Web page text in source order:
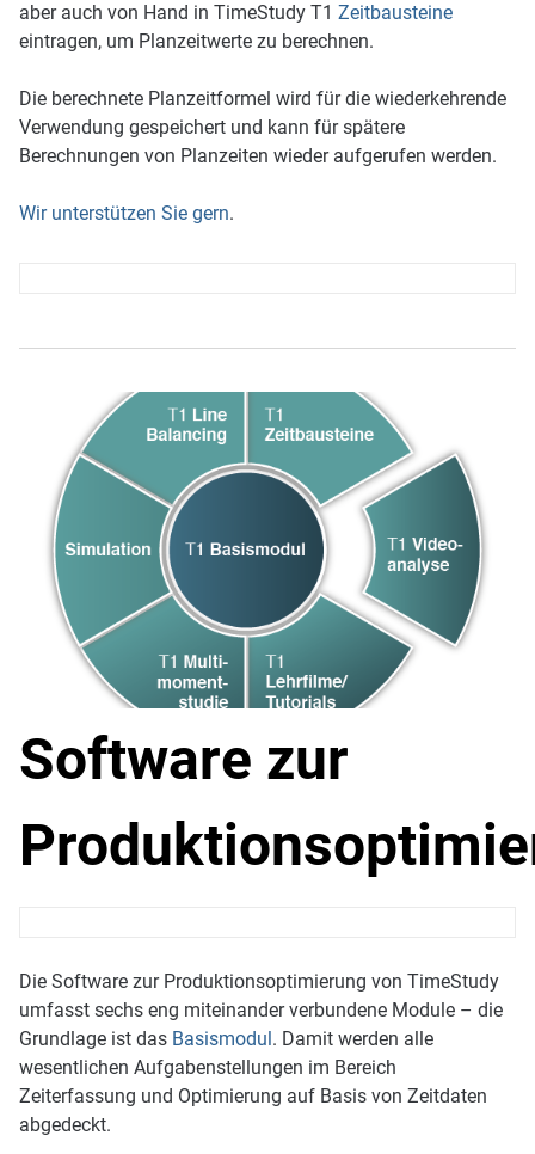
aber auch von Hand in TimeStudy T1 Zeitbausteine
eintragen, um Planzeitwerte zu berechnen.
Die berechnete Planzeitformel wird für die wiederkehrende
Verwendung gespeichert und kann für spätere
Berechnungen von Planzeiten wieder aufgerufen werden.
Wir unterstützen Sie gern.
Software zur
Die Software zur Produktionsoptimierung von TimeStudy
umfasst sechs eng miteinander verbundene Module – die
Grundlage ist das Basismodul . Damit werden alle
wesentlichen Aufgabenstellungen im Bereich
Zeiterfassung und Optimierung auf Basis von Zeitdaten
abgedeckt.